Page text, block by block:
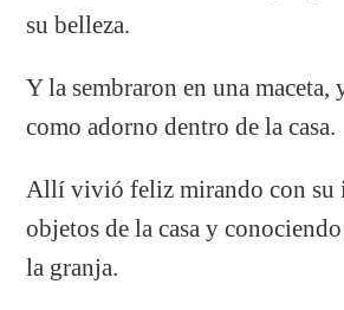
su belleza.
Y la sembraron en una maceta,
como adorno dentro de la casa.
Allí vivió feliz mirando con su
objetos de la casa y
la granja.